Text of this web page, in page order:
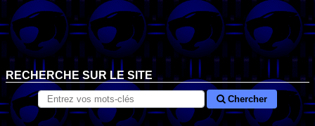
RECHERCHE SUR LE SITE
Chercher